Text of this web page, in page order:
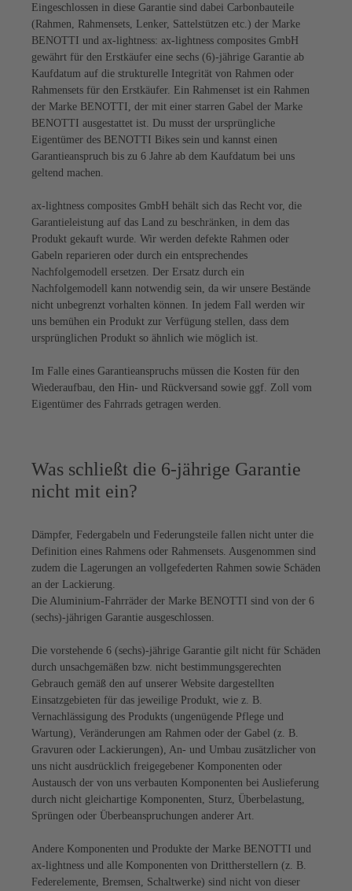
Eingeschlossen in diese Garantie sind dabei Carbonbauteile
(Rahmen, Rahmensets, Lenker, Sattelstützen etc.) der Marke
BENOTTI und ax-lightness: ax-lightness composites GmbH
gewährt für den Erstkäufer eine sechs (6)-jährige Garantie ab
Kaufdatum auf die strukturelle Integrität von Rahmen oder
Rahmensets für den Erstkäufer. Ein Rahmenset ist ein Rahmen
der Marke BENOTTI, der mit einer starren Gabel der Marke
BENOTTI ausgestattet ist. Du musst der ursprüngliche
Eigentümer des BENOTTI Bikes sein und kannst einen
Garantieanspruch bis zu 6 Jahre ab dem Kaufdatum bei uns
geltend machen.
ax-lightness composites GmbH behält sich das Recht vor, die
Garantieleistung auf das Land zu beschränken, in dem das
Produkt gekauft wurde. Wir werden defekte Rahmen oder
Gabeln reparieren oder durch ein entsprechendes
Nachfolgemodell ersetzen. Der Ersatz durch ein
Nachfolgemodell kann notwendig sein, da wir unsere Bestände
nicht unbegrenzt vorhalten können. In jedem Fall werden wir
uns bemühen ein Produkt zur Verfügung stellen, dass dem
ursprünglichen Produkt so ähnlich wie möglich ist.
Im Falle eines Garantieanspruchs müssen die Kosten für den
Wiederaufbau, den Hin- und Rückversand sowie ggf. Zoll vom
Eigentümer des Fahrrads getragen werden.
Was schließt die 6-jährige Garantie
nicht mit ein?
Dämpfer, Federgabeln und Federungsteile fallen nicht unter die
Definition eines Rahmens oder Rahmensets. Ausgenommen sind
zudem die Lagerungen an vollgefederten Rahmen sowie Schäden
an der Lackierung.
Die Aluminium-Fahrräder der Marke BENOTTI sind von der 6
(sechs)-jährigen Garantie ausgeschlossen.
Die vorstehende 6 (sechs)-jährige Garantie gilt nicht für Schäden
durch unsachgemäßen bzw. nicht bestimmungsgerechten
Gebrauch gemäß den auf unserer Website dargestellten
Einsatzgebieten für das jeweilige Produkt, wie z. B.
Vernachlässigung des Produkts (ungenügende Pflege und
Wartung), Veränderungen am Rahmen oder der Gabel (z. B.
Gravuren oder Lackierungen), An- und Umbau zusätzlicher von
uns nicht ausdrücklich freigegebener Komponenten oder
Austausch der von uns verbauten Komponenten bei Auslieferung
durch nicht gleichartige Komponenten, Sturz, Überbelastung,
Sprüngen oder Überbeanspruchungen anderer Art.
Andere Komponenten und Produkte der Marke BENOTTI und
ax-lightness und alle Komponenten von Drittherstellern (z. B.
Federelemente, Bremsen, Schaltwerke) sind nicht von dieser